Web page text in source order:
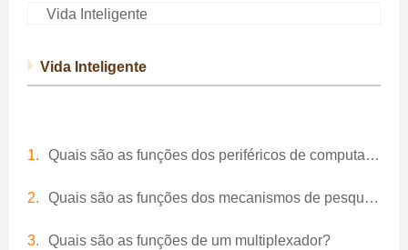
Vida Inteligente
Vida Inteligente
Quais são as funções dos periféricos de computador?
Quais são as funções dos mecanismos de pesquisa?
Quais são as funções de um multiplexador?